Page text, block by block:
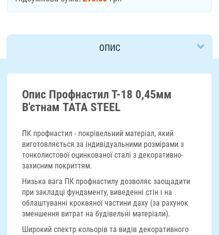
ОПИС
ДОСТАВКА
Опис Профнастил Т-18 0,45мм
В'єтнам TATA STEEL
ПК профнастил - покрівельний матеріал, який
виготовляється за індивідуальними розмірами з
тонколистової оцинкованої сталі з декоративно-
захисним покриттям.
Низька вага ПК профнастилу дозволяє заощадити
при закладці фундаменту, виведенні стін і на
облаштуванні кроквяної частини даху (за рахунок
зменшення витрат на будівельні матеріали).
Широкий спектр кольорів та видів декоративного